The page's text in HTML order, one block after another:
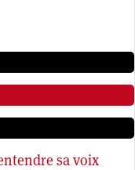
sa voix